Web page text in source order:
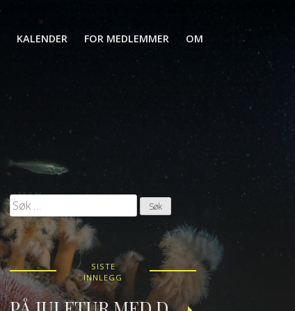
KALENDER FOR MEDLEMMER OM
Søk
etter:
SISTE
INNLEGG